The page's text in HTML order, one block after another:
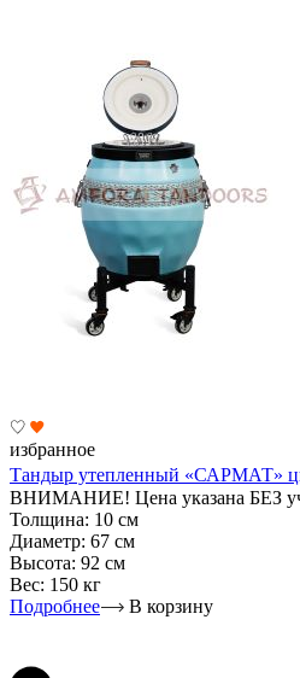
избранное
Тандыр утепленный «САРМАТ»
ВНИМАНИЕ! Цена указана БЕЗ
Толщина: 10 см
Диаметр: 67 см
Высота: 92 см
Вес: 150 кг
Подробнее
В корзину